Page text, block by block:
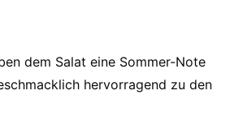
dem Salat eine Sommer-Note
hervorragend zu den